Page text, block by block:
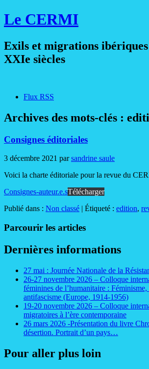
Le CERMI
Exils et migrations
XXIe siècles
Flux RSS
Archives des mots-clés :
Consignes éditoriales
3 décembre 2021 parsandrine saule
Voici la charte éditoriale pour la revue du
Consignes-auteur.e.sTélécharger
Publié dans : Non classé | Étiqueté : edition,
Parcourir les articles
Dernières informations
27 mai : Journée Nationale de la
26-27 novembre 2026 – Colloque
féminines de l’humanitaire :
antifascisme (Europe, 1914-1956)
19-20 novembre 2026 – Colloque
migratoires à l’ère contemporaine
26 mars 2026 -Présentation du livre
désertion. Portrait d’un pays…
Pour aller plus loin